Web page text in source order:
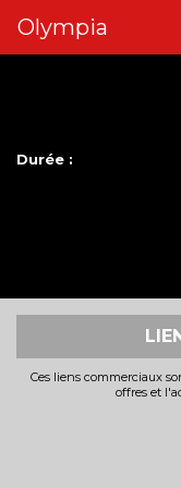
Olympia
Durée :
Ces liens commerciaux
offres et